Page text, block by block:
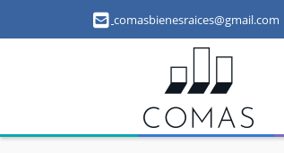
comasbienesraices@gmail.com